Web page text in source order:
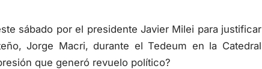
sábado por el presidente Javier Milei para justificar
Jorge Macri, durante el Tedeum en la Catedral
que generó revuelo político?